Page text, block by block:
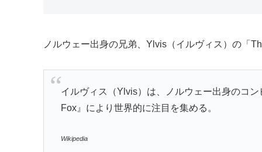
ノルウェー出身の兄弟、Ylvis（イルヴィス）の「
イルヴィス（Ylvis）は、ノルウェー出身のコ
Fox』により世界的に注目を集める。
Wikipedia